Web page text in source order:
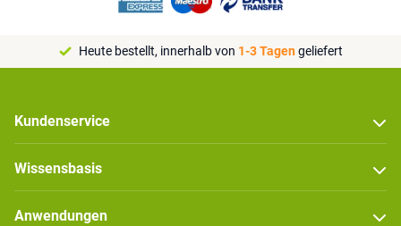
Heute bestellt, innerhalb von 1-3 Tagengeliefert
Kundenservice
Wissensbasis
Anwendungen